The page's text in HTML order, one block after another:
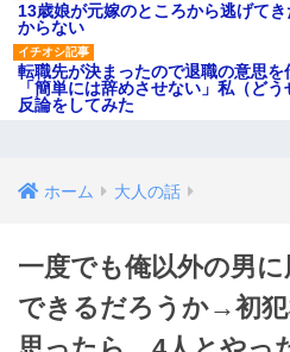
13歳娘が元嫁のところから逃げて
からない
転職先が決まったので退職の意思を
「簡単には辞めさせない」私（ど
反論をしてみた
ホーム 大人の話
一度でも俺以外の男
できるだろうか→初